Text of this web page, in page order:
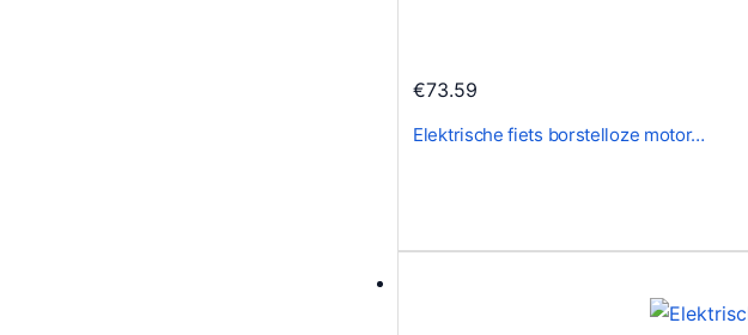
€73.59
Elektrische fiets borstelloze motor…